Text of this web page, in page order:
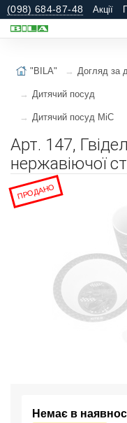
(098) 684-87-48 Акції
"BILA" Догляд за
Дитячий посуд
Дитячий посуд MiC
Арт. 147,
нержавіючої
ПРОДАНО
Немає в